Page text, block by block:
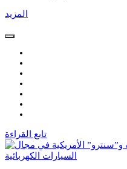
المزيد
تابع القراءة